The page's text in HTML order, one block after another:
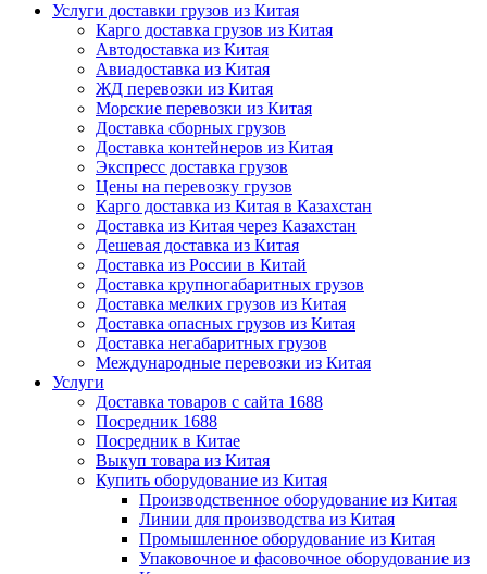
Услуги доставки грузов из Китая
Карго доставка грузов из Китая
Автодоставка из Китая
Авиадоставка из Китая
ЖД перевозки из Китая
Морские перевозки из Китая
Доставка сборных грузов
Доставка контейнеров из Китая
Экспресс доставка грузов
Цены на перевозку грузов
Карго доставка из Китая в Казахстан
Доставка из Китая через Казахстан
Дешевая доставка из Китая
Доставка из России в Китай
Доставка крупногабаритных грузов
Доставка мелких грузов из Китая
Доставка опасных грузов из Китая
Доставка негабаритных грузов
Международные перевозки из Китая
Услуги
Доставка товаров с сайта 1688
Посредник 1688
Посредник в Китае
Выкуп товара из Китая
Купить оборудование из Китая
Производственное оборудование из Китая
Линии для производства из Китая
Промышленное оборудование из Китая
Упаковочное и фасовочное оборудование из